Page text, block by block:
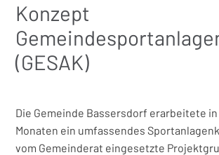
Konzept
(GESAK)
Die Gemeinde Bassersdorf erarbeitete
Monaten ein umfassendes
vom Gemeinderat eingesetzte